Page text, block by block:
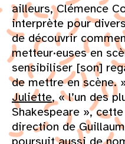
ailleurs, Clémence
interprète pour
de découvrir
metteur·euses en
sensibiliser [son]
de mettre en scène.
Juliette, « l’un des
Shakespeare »,
direction de